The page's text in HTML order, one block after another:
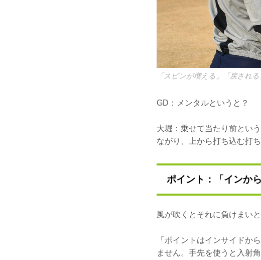
「スピンが増える」「戻され
GD：メンタルというと？
大堀：乗せて当たり前とい
ながり、上から打ち込む打
ポイント：「インか
風が吹くとそれに負けまい
「ポイントはインサイドか
ません。手先を使うと入射